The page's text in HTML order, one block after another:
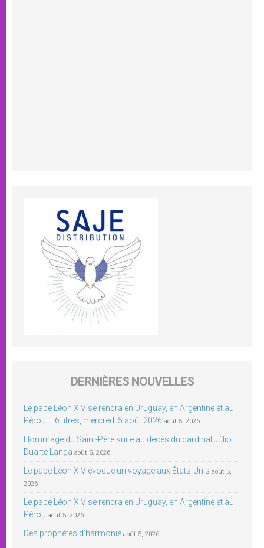
DERNIÈRES NOUVELLES
Le pape Léon XIV se rendra en Uruguay, en Argentine et au
Pérou – 6 titres, mercredi 5 août 2026 août 5, 2026
Hommage du Saint-Père suite au décès du cardinal Júlio
Duarte Langa août 5, 2026
Le pape Léon XIV évoque un voyage aux États-Unis août 5,
2026
Le pape Léon XIV se rendra en Uruguay, en Argentine et au
Pérou août 5, 2026
Des prophètes d’harmonie août 5, 2026